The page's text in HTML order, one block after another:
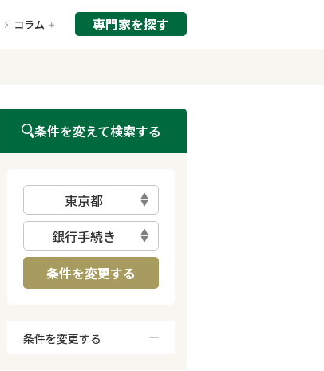
コラム 専門家を探す
条件を変えて検索する
東京都
銀行手続き
条件を変更する
条件を変更する